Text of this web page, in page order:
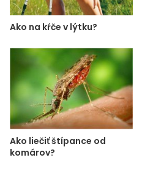
Ako na kŕče v lýtku?
Ako liečiť štípance od
komárov?